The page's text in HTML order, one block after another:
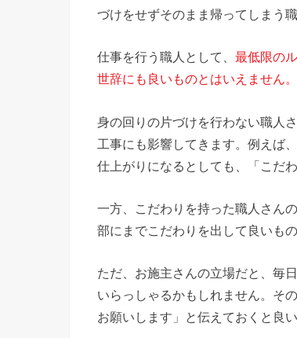
づけをせずそのまま帰ってしまう
仕事を行う職人として、 最低限の
世辞にも良いものとはいえません。
身の回りの片づけを行わない職人
工事にも影響してきます。例えば
仕上がりになるとしても、「こだ
一方、こだわりを持った職人さん
部にまでこだわりを出して良いも
ただ、お施主さんの立場だと、毎
いらっしゃるかもしれません。そ
お願いします」と伝えておくと良い